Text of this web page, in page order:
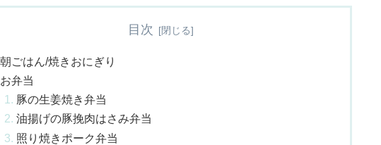
目次
朝ごはん/焼きおにぎり
お弁当
豚の生姜焼き弁当
油揚げの豚挽肉はさみ弁当
照り焼きポーク弁当